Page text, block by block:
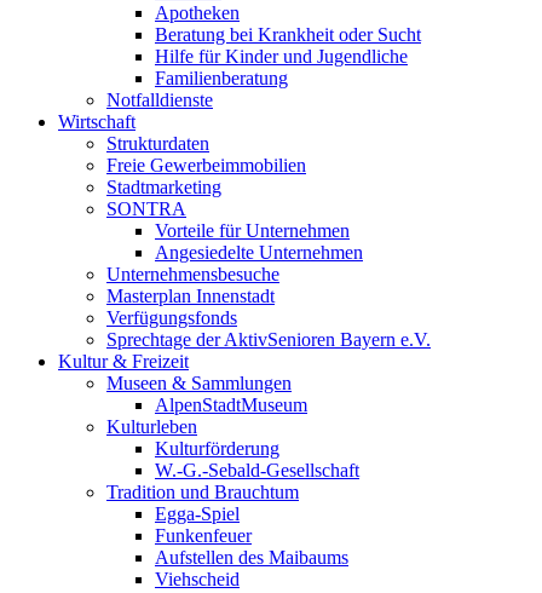
Apotheken
Beratung bei Krankheit oder Sucht
Hilfe für Kinder und Jugendliche
Familienberatung
Notfalldienste
Wirtschaft
Strukturdaten
Freie Gewerbeimmobilien
Stadtmarketing
SONTRA
Vorteile für Unternehmen
Angesiedelte Unternehmen
Unternehmensbesuche
Masterplan Innenstadt
Verfügungsfonds
Sprechtage der AktivSenioren Bayern e.V.
Kultur & Freizeit
Museen & Sammlungen
AlpenStadtMuseum
Kulturleben
Kulturförderung
W.-G.-Sebald-Gesellschaft
Tradition und Brauchtum
Egga-Spiel
Funkenfeuer
Aufstellen des Maibaums
Viehscheid